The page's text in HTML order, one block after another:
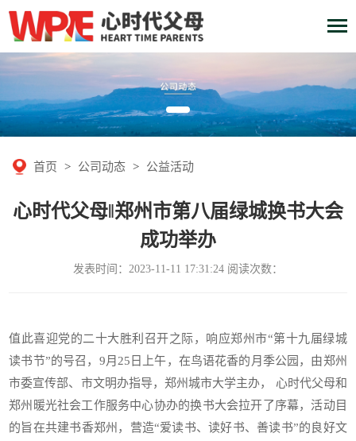
首页 > 公司动态 > 公益活动
心时代父母‖郑州市第八届绿城换书大会
成功举办
发表时间：2023-11-11 17:31:24 阅读次数：
值此喜迎党的二十大胜利召开之际，响应郑州市“第十九届绿城
读书节”的号召，9月25日上午，在鸟语花香的月季公园，由郑州
市委宣传部、市文明办指导，郑州城市大学主办， 心时代父母和
郑州暖光社会工作服务中心协办的换书大会拉开了序幕，活动目
的旨在共建书香郑州，营造“爱读书、读好书、善读书”的良好文